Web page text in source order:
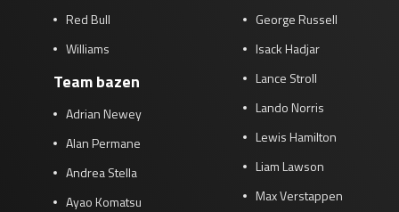
Red Bull
Williams
Team bazen
Adrian Newey
Alan Permane
Andrea Stella
Ayao Komatsu
George Russell
Isack Hadjar
Lance Stroll
Lando Norris
Lewis Hamilton
Liam Lawson
Max Verstappen